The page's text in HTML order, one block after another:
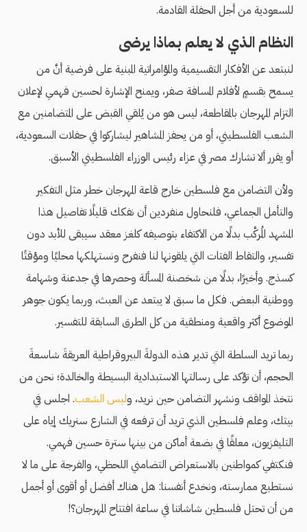
للسعودية من أجل الحفلة القادمة.
النظام الذي لا يعلم بماذا يرضى
لنبتعد عن الأفكار التقسيمية والمؤامراتية المبنية على فرضية أنَّ من
يسمح بقسمٍ لأفلام المسافة صفر، ويمنح الإشارة لحسين فهمي لإعلان
التزام المهرجان بالمقاطعة، ليس هو من يُلقي القبض على المتضامنين مع
الشعب الفلسطيني، أو من يحفز المشاهير ليشاركوا في حفلات السعودية،
أو يقرر ألا تشارك مصر في عزاء رئيس الوزراء الفلسطيني الأسبق.
ولأن التضامن مع فلسطين خارج قاعة المهرجان خطر مثل التفكير
والتأمل الجماعي، فلنحاول منفردين أن نفكك قليلًا تفاصيل هذا
المشهد المُركَّب بدلًا من الاكتفاء بتوصيفه كلغز معقد سيبقى للأبد دون
تفسير، والتقاط الفتات التي يلقونها لنا فنفرح ونستهلكها محليًا ومؤقتًا
كسذج. وأخيرًا، بدلًا من شخصنة المسألة وحصرها في جدعنة وشهامة
ووطنية البعض. فكل ما سبق لا يبتعد عن العبث، وربما يكون جوهر
الموضوع أكثر واقعية ومنطقية من كل الطرق السابقة للتفسير.
ربما تريد السلطة التي تدير هذه الدولةَ البيروقراطية العريقةَ شاسعةَ
الحجم، أن تؤكد على رسالتها الاستبدادية البسيطة والخالدة؛ نحن من
نتخذ المواقف ونشهر التضامن حين نريد، وليس الشعب. اجلس في
بيتك، وعلم فلسطين الذي تريد أن ترفعه في الشارع سنريك إياه على
التليفزيون، معلقًا في بضعة أماكن من بينها سترة حسين فهمي.
فنكتفي كمواطنين بالاستعراض التضامني اللحظي، والفرجة على ما لا
نستطيع ممارسته، ونخدع أنفسنا: هل هناك أفضل أو أقوى أو أجمل
من أن تحتل فلسطين شاشاتنا في ساعة افتتاح المهرجان؟!